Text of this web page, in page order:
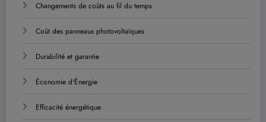
Changements de coûts au fil du temps
Coût des panneaux photovoltaïques
Durabilité et garantie
Économie d'Énergie
Efficacité énergétique